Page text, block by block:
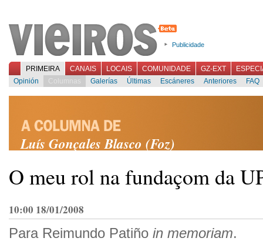
Publicidade
PRIMEIRA CANAIS LOCAIS COMUNIDADE GZ-EXT
Opinión
Columnas Galerías Últimas Escáneres Anteriores FAQ
Luís Gonçales Blasco (Foz)
O meu rol na fundaçom da
10:00 18/01/2008
Para Reimundo Patiño in memoriam.